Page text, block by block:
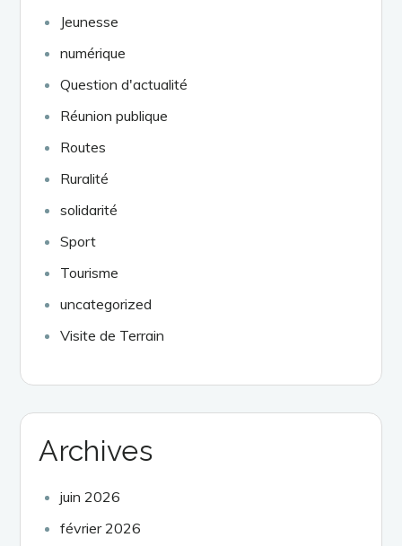
Jeunesse
numérique
Question d'actualité
Réunion publique
Routes
Ruralité
solidarité
Sport
Tourisme
uncategorized
Visite de Terrain
Archives
juin 2026
février 2026